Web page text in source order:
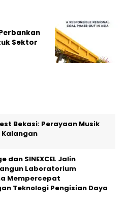
Sektor
Bekasi: Perayaan Musik
Kalangan
dan SINEXCEL Jalin
Laboratorium
Mempercepat
Teknologi Pengisian Daya